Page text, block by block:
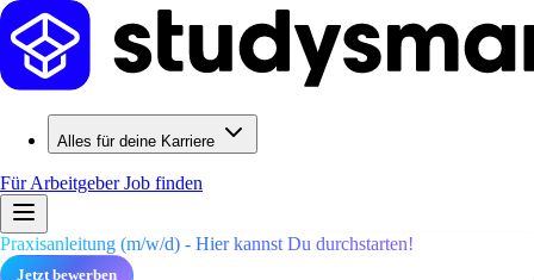
Alles für deine Karriere
Für ArbeitgeberJob finden
Praxisanleitung (m/w/d) - Hier kannst Du durchstarten!
Jetzt bewerben